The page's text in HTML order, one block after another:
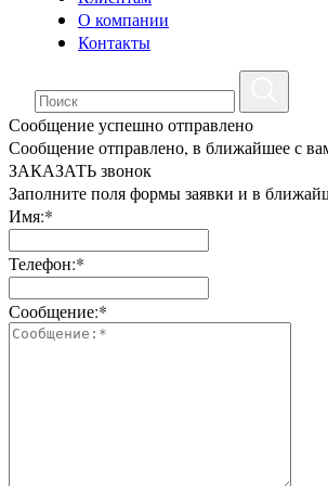
О компании
Контакты
Сообщение успешно отправлено
Сообщение отправлено, в ближайшее с
ЗАКАЗАТЬ звонок
Заполните поля формы заявки и в
Имя:*
Телефон:*
Сообщение:*